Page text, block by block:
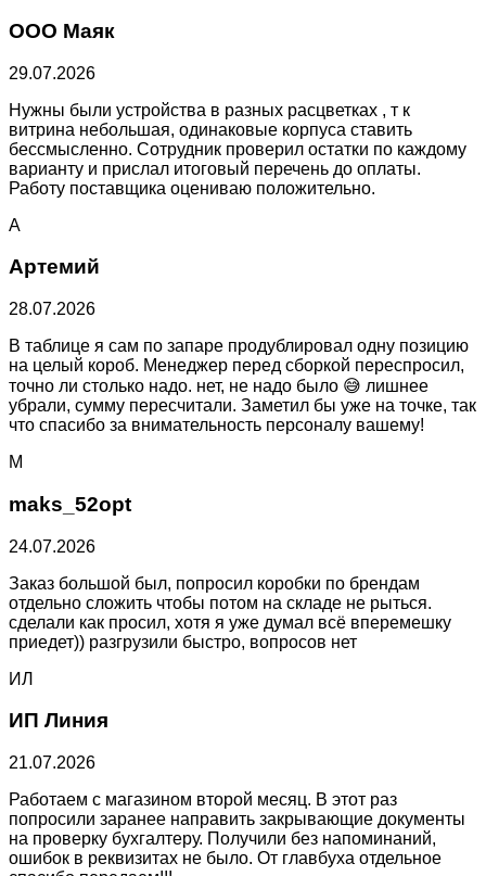
ООО Маяк
29.07.2026
Нужны были устройства в разных расцветках , т к
витрина небольшая, одинаковые корпуса ставить
бессмысленно. Сотрудник проверил остатки по каждому
варианту и прислал итоговый перечень до оплаты.
Работу поставщика оцениваю положительно.
А
Артемий
28.07.2026
В таблице я сам по запаре продублировал одну позицию
на целый короб. Менеджер перед сборкой переспросил,
точно ли столько надо. нет, не надо было 😅 лишнее
убрали, сумму пересчитали. Заметил бы уже на точке, так
что спасибо за внимательность персоналу вашему!
M
maks_52opt
24.07.2026
Заказ большой был, попросил коробки по брендам
отдельно сложить чтобы потом на складе не рыться.
сделали как просил, хотя я уже думал всё вперемешку
приедет)) разгрузили быстро, вопросов нет
ИЛ
ИП Линия
21.07.2026
Работаем с магазином второй месяц. В этот раз
попросили заранее направить закрывающие документы
на проверку бухгалтеру. Получили без напоминаний,
ошибок в реквизитах не было. От главбуха отдельное